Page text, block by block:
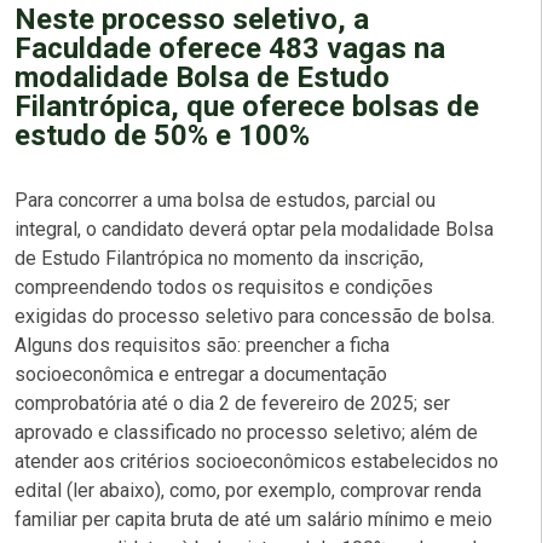
Neste processo seletivo, a
Faculdade oferece 483 vagas na
modalidade Bolsa de Estudo
Filantrópica, que oferece bolsas de
estudo de 50% e 100%
Para concorrer a uma bolsa de estudos, parcial ou
integral, o candidato deverá optar pela modalidade Bolsa
de Estudo Filantrópica no momento da inscrição,
compreendendo todos os requisitos e condições
exigidas do processo seletivo para concessão de bolsa.
Alguns dos requisitos são: preencher a ficha
socioeconômica e entregar a documentação
comprobatória até o dia 2 de fevereiro de 2025; ser
aprovado e classificado no processo seletivo; além de
atender aos critérios socioeconômicos estabelecidos no
edital (ler abaixo), como, por exemplo, comprovar renda
familiar per capita bruta de até um salário mínimo e meio